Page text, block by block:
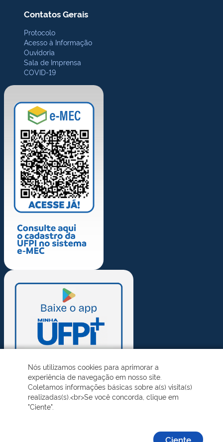
Contatos Gerais
Protocolo
Acesso à Informação
Ouvidoria
Sala de Imprensa
COVID-19
Nós utilizamos cookies para aprimorar a
experiência de navegação em nosso site.
Coletamos informações básicas sobre a(s) visita(s)
realizadas(s).<br>Se você concorda, clique em
"Ciente".
Ciente